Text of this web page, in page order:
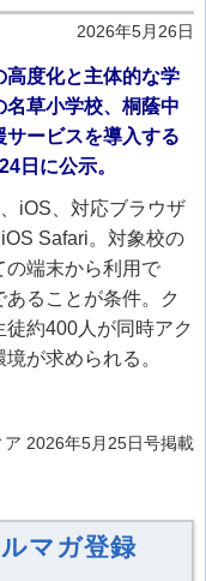
2026年5月26日
高度化と主体的な学
草小学校、桐蔭中
ービスを導入する
日に公示。
iOS、対応ブラウザ
Safari。対象校の
の端末から利用で
ることが条件。ク
約400人が同時アク
が求められる。
2026年5月25日号掲載
マガ登録